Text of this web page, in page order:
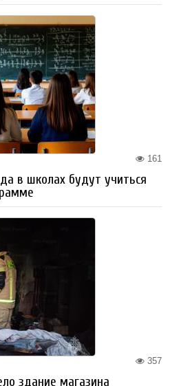
161
в школах будут учиться
357
здание магазина